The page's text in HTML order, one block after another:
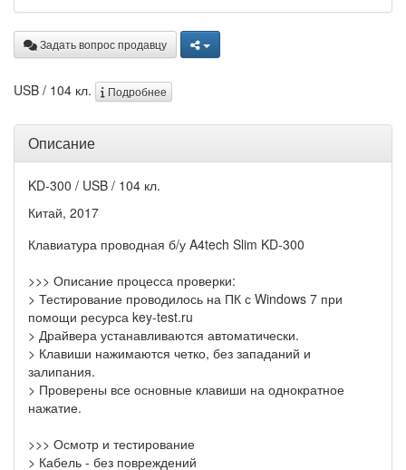
Задать вопрос продавцу
USB / 104 кл. Подробнее
Описание
KD-300 / USB / 104 кл.
Китай, 2017
Клавиатура проводная б/у A4tech Slim KD-300
>>> Описание процесса проверки:
> Тестирование проводилось на ПК с Windows 7 при
помощи ресурса key-test.ru
> Драйвера устанавливаются автоматически.
> Клавиши нажимаются четко, без западаний и
залипания.
> Проверены все основные клавиши на однократное
нажатие.
>>> Осмотр и тестирование
> Кабель - без повреждений